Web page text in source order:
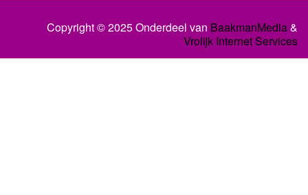
Copyright © 2025 Onderdeel van BaakmanMedia&
Vrolijk Internet Services